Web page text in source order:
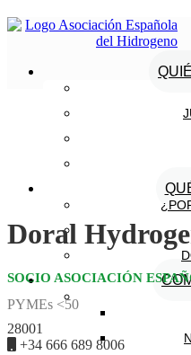
Doral
SOCIO ASOCIACIÓN
PYMEs <50
28001
+34 666 689 8006